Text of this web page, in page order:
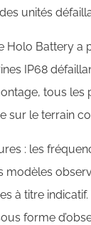
unités
Holo Battery
IP68
tous les
le terrain
: les
à titre
forme